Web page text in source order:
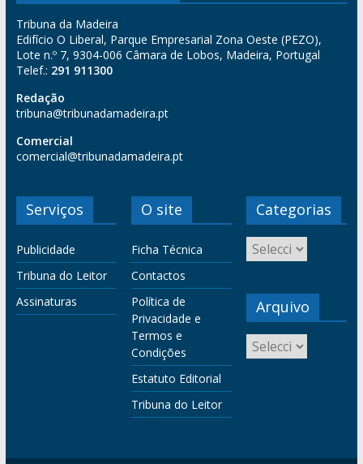
Tribuna da Madeira
Edifício O Liberal, Parque Empresarial Zona Oeste (PEZO),
Lote n.º 7, 9304-006 Câmara de Lobos, Madeira, Portugal
Telef.: 291 911300
Redação
tribuna@tribunadamadeira.pt
Comercial
comercial@tribunadamadeira.pt
Serviços
Publicidade
Tribuna do Leitor
Assinaturas
O site
Ficha Técnica
Contactos
Política de
Privacidade e
Termos e
Condições
Estatuto Editorial
Tribuna do Leitor
Categorias
Arquivo